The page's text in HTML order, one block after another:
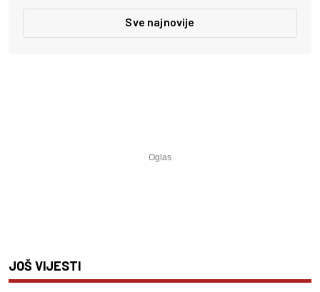
Sve najnovije
JOŠ VIJESTI